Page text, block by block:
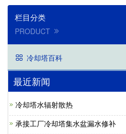
栏目分类
PRODUCT
冷却塔百科
最近新闻
冷却塔水辐射散热
承接工厂冷却塔集水盆漏水修补